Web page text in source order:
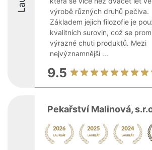
výrobě různých druhů pečiva.
Základem jejich filozofie je
kvalitních surovin, což se
výrazné chuti produktů. Mezi
nejvýznamnější ...
9.5
Pekařství Malinová,